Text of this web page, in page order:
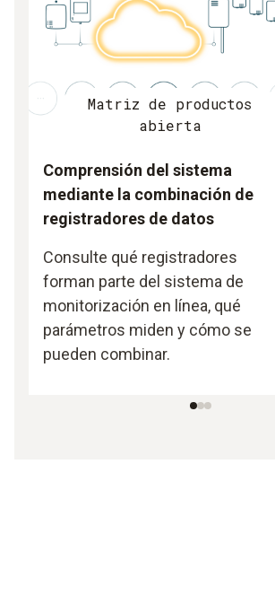
Matriz de productos
abierta
Comprensión del sistema
mediante la combinación de
registradores de datos
Consulte qué registradores
forman parte del sistema de
monitorización en línea, qué
parámetros miden y cómo se
pueden combinar.